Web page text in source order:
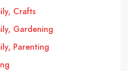
Crafts
Gardening
Parenting